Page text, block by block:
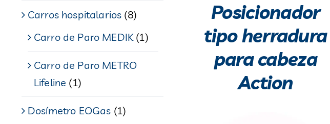
Carros hospitalarios (8)
Carro de Paro MEDIK (1)
Carro de Paro METRO
Lifeline (1)
Dosímetro EOGas (1)
Posicionador
tipo herradura
para cabeza
Action